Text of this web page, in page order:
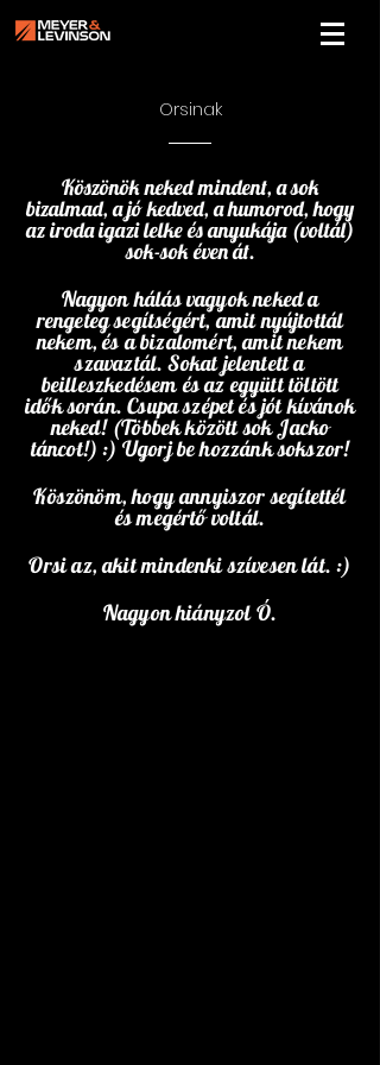
Orsinak
Köszönök neked mindent, a sok
bizalmad, a jó kedved, a humorod, hogy
az iroda igazi lelke és anyukája (voltál)
sok-sok éven át.
Nagyon hálás vagyok neked a
rengeteg segítségért, amit nyújtottál
nekem, és a bizalomért, amit nekem
szavaztál. Sokat jelentett a
beilleszkedésem és az együtt töltött
idők során. Csupa szépet és jót kívánok
neked! (Többek között sok Jacko
táncot!) :) Ugorj be hozzánk sokszor!
Köszönöm, hogy annyiszor segítettél
és megértő voltál.
Orsi az, akit mindenki szívesen lát. :)
Nagyon hiányzol Ó.